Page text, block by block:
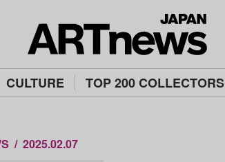
CULTURE TOP 200 COLLECTORS
2025.02.07